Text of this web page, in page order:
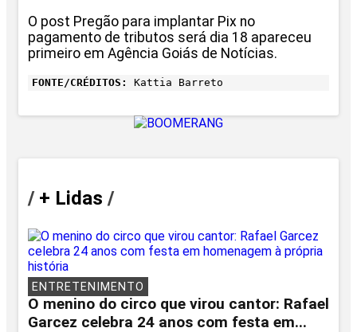
O post Pregão para implantar Pix no
pagamento de tributos será dia 18 apareceu
primeiro em Agência Goiás de Notícias.
FONTE/CRÉDITOS: Kattia Barreto
/+ Lidas /
ENTRETENIMENTO
O menino do circo que virou cantor: Rafael
Garcez celebra 24 anos com festa em...